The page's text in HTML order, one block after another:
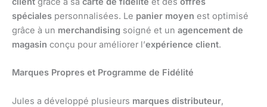
spéciales personnalisées. Le panier moyen est optimisé
grâce à un merchandising soigné et un agencement de
magasin conçu pour améliorer l’expérience client.
Marques Propres et Programme de Fidélité
Jules a développé plusieurs marques distributeur,